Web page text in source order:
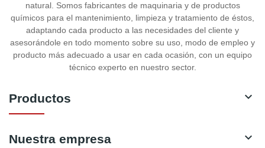
natural. Somos fabricantes de maquinaria y de productos
químicos para el mantenimiento, limpieza y tratamiento de éstos,
adaptando cada producto a las necesidades del cliente y
asesorándole en todo momento sobre su uso, modo de empleo y
producto más adecuado a usar en cada ocasión, con un equipo
técnico experto en nuestro sector.
Productos 
Nuestra empresa 